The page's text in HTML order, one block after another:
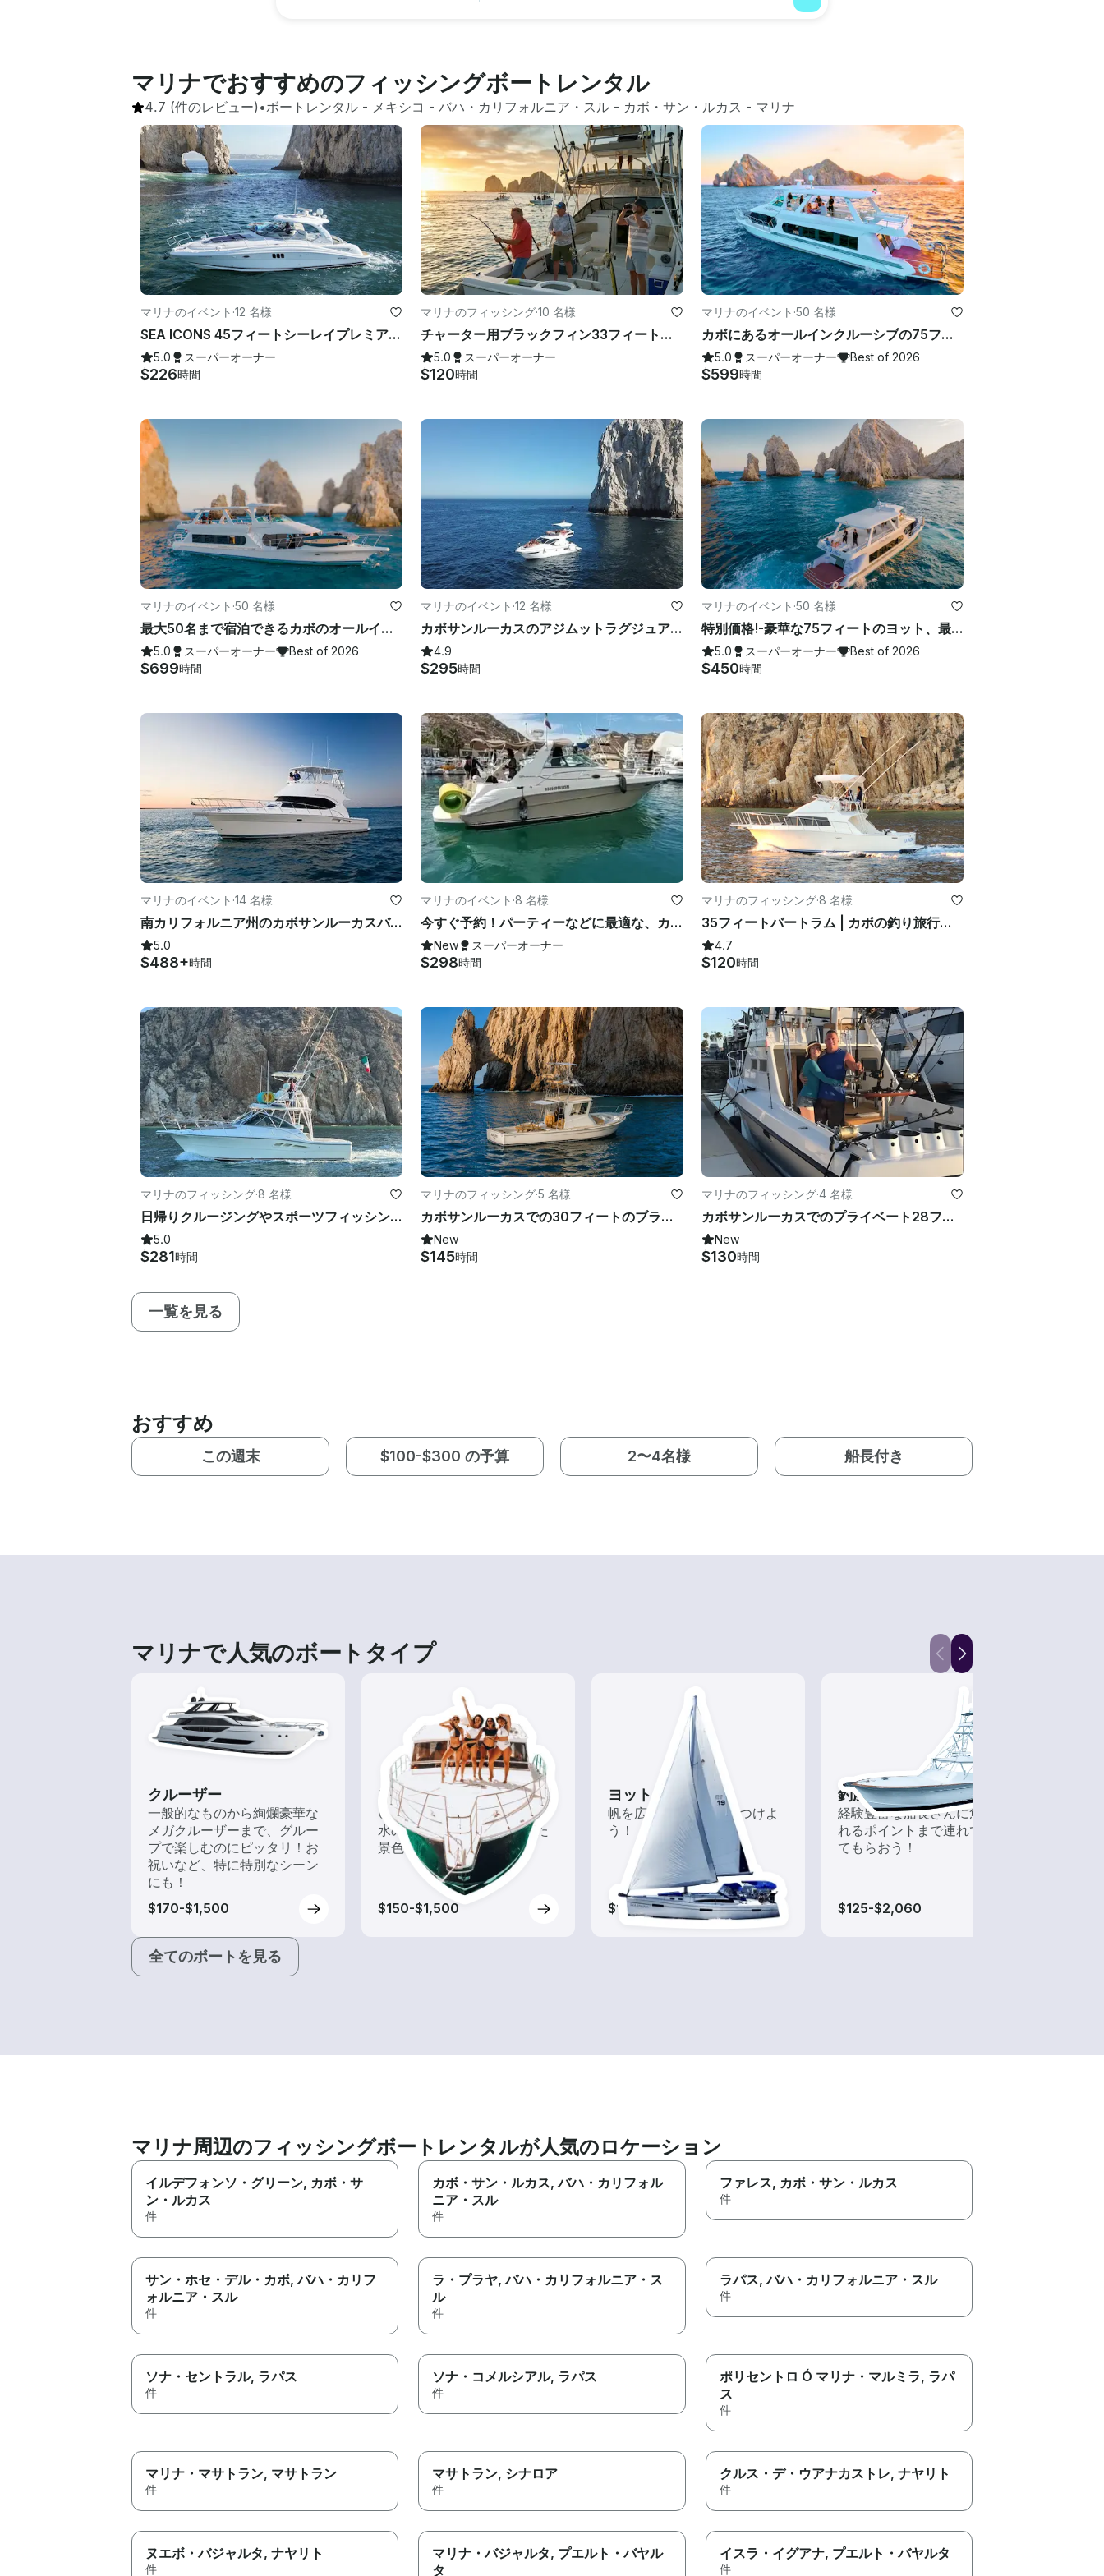
マリナでおすすめのフィッシングボートレンタル
4.7 (件のレビュー) •ボートレンタル - メキシコ - バハ・カリフォルニア・スル - カボ・サン・ルカス - マリナ
マリナのイベント ·12 名様
SEA ICONS 45フィートシーレイプレミアムヨット-新品同様-オールインクルーシブ
5.0 スーパーオーナー
$226時間
マリナのフィッシング·10 名様
チャーター用ブラックフィン33フィートレジェンダリースポーツフィッシングボート
5.0 スーパーオーナー
$120時間
マリナのイベント ·50 名様
カボにあるオールインクルーシブの75フィートメガヨット（最大50名様）-アーリーバードプロモーション！
5.0 スーパーオーナー Best of 2026
$599時間
マリナのイベント ·50 名様
最大50名まで宿泊できるカボのオールインクルーシブの豪華な75フィートメガヨット
5.0 スーパーオーナー Best of 2026
$699時間
マリナのイベント ·12 名様
カボサンルーカスのアジムットラグジュアリー 38フィートラグジュアリーヨット
4.9
$295時間
マリナのイベント ·50 名様
特別価格!-豪華な75フィートのヨット、最大50名様までお楽しみいただけます
5.0 スーパーオーナー Best of 2026
$450時間
マリナのイベント ·14 名様
南カリフォルニア州のカボサンルーカスバハにある47フィートリビエラスポーツフィッシャーマンヨット
5.0
$488+時間
マリナのイベント ·8 名様
今すぐ予約！パーティーなどに最適な、カボ・サン・ルーカスの34フィートのシー・レイ
New スーパーオーナー
$298時間
マリナのフィッシング·8 名様
35フィートバートラム | カボの釣り旅行とツアー
4.7
$120時間
マリナのフィッシング·8 名様
日帰りクルージングやスポーツフィッシングに最適なカボ38フィート。
5.0
$281時間
マリナのフィッシング·5 名様
カボサンルーカスでの30フィートのブラックマンスポーツフィッシング限定チャーター
New
$145時間
マリナのフィッシング·4 名様
カボサンルーカスでのプライベート28フィートカリフォルニアスポーツフィッシングチャーター
New
$130時間
一覧を見る
おすすめ
この週末 $100-$300 の予算 2〜4名様 船長付き
マリナで人気のボートタイプ
クルーザー
一般的なものから絢爛豪華な
メガクルーザーまで、グルー
プで楽しむのにピッタリ！お
祝いなど、特に特別なシーン
にも！
$170-$1,500
ツアー
いろんな再発見があるかも!?
水の上から眺める一味違った
景色を楽しもう！
$150-$1,500
ヨット
帆を広げて風を味方につけよ
う！
$140-$820
釣船チャーター
経験豊富な船長さんに魚が釣
れるポイントまで連れて行っ
てもらおう！
$125-$2,060
全てのボートを見る
マリナ周辺のフィッシングボートレンタルが人気のロケーション
イルデフォンソ・グリーン, カボ・サ
ン・ルカス
件
カボ・サン・ルカス, バハ・カリフォル
ニア・スル
件
ファレス, カボ・サン・ルカス
件
サン・ホセ・デル・カボ, バハ・カリフ
ォルニア・スル
件
ラ・プラヤ, バハ・カリフォルニア・ス
ル
件
ラパス, バハ・カリフォルニア・スル
件
ソナ・セントラル, ラパス
件
ソナ・コメルシアル, ラパス
件
ポリセントロ Ó マリナ・マルミラ, ラパ
ス
件
マリナ・マサトラン, マサトラン
件
マサトラン, シナロア
件
クルス・デ・ウアナカストレ, ナヤリト
件
ヌエボ・バジャルタ, ナヤリト
件
マリナ・バジャルタ, プエルト・バヤル
タ
イスラ・イグアナ, プエルト・バヤルタ
件